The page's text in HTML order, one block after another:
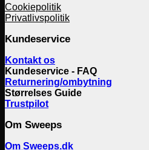
Cookiepolitik
Privatlivspolitik
Kundeservice
Kontakt os
Kundeservice - FAQ
Returnering/ombytning
Størrelses Guide
Trustpilot
Om Sweeps
Om Sweeps.dk